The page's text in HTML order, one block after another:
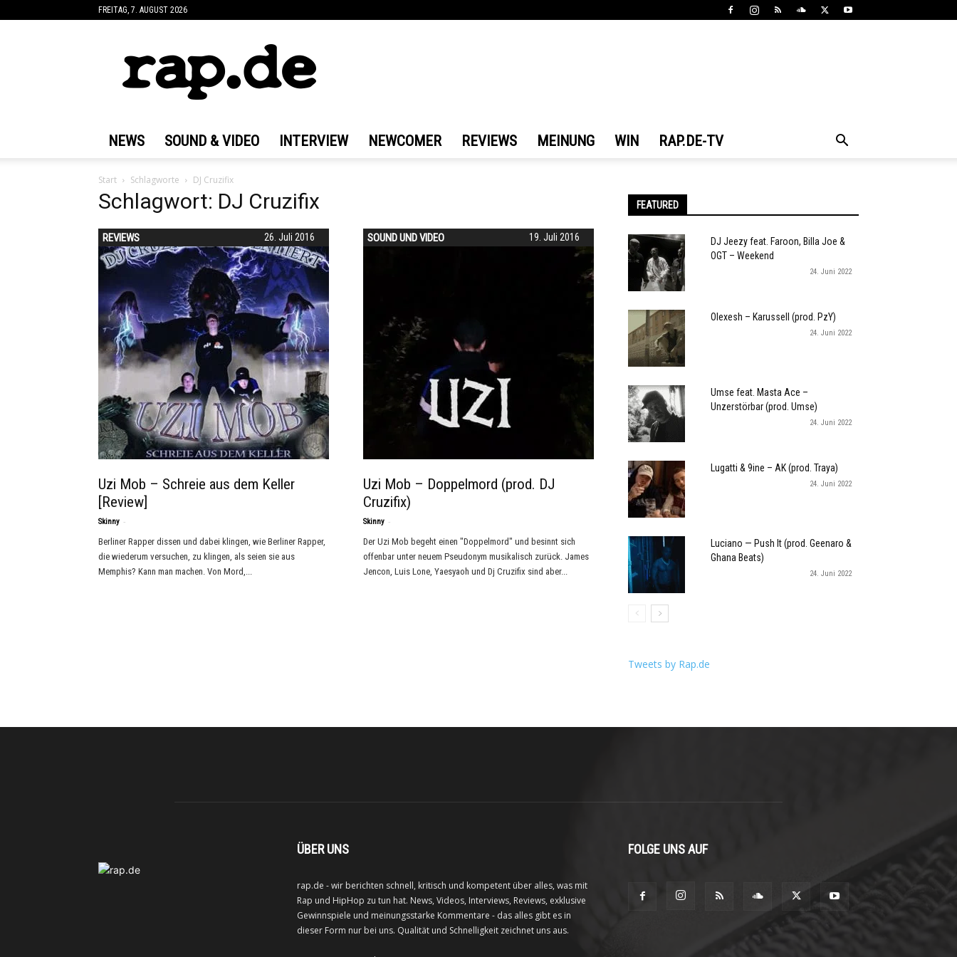
FREITAG, 7. AUGUST 2026
NEWS SOUND & VIDEO INTERVIEW NEWCOMER REVIEWS MEINUNG WIN RAP.DE-TV
Start Schlagworte DJ Cruzifix
Schlagwort: DJ Cruzifix
26. Juli 2016
REVIEWS
Uzi Mob – Schreie aus dem Keller
[Review]
Skinny -
Berliner Rapper dissen und dabei klingen, wie Berliner Rapper,
die wiederum versuchen, zu klingen, als seien sie aus
Memphis? Kann man machen. Von Mord,...
19. Juli 2016
SOUND UND VIDEO
Uzi Mob – Doppelmord (prod. DJ
Cruzifix)
Skinny -
Der Uzi Mob begeht einen "Doppelmord" und besinnt sich
offenbar unter neuem Pseudonym musikalisch zurück. James
Jencon, Luis Lone, Yaesyaoh und Dj Cruzifix sind aber...
FEATURED
DJ Jeezy feat. Faroon, Billa Joe &
OGT – Weekend
24. Juni 2022
Olexesh – Karussell (prod. PzY)
24. Juni 2022
Umse feat. Masta Ace –
Unzerstörbar (prod. Umse)
24. Juni 2022
Lugatti & 9ine – AK (prod. Traya)
24. Juni 2022
Luciano — Push It (prod. Geenaro &
Ghana Beats)
24. Juni 2022
Tweets by Rap.de
ÜBER UNS
rap.de - wir berichten schnell, kritisch und kompetent über alles, was mit
Rap und HipHop zu tun hat. News, Videos, Interviews, Reviews, exklusive
Gewinnspiele und meinungsstarke Kommentare - das alles gibt es in
dieser Form nur bei uns. Qualität und Schnelligkeit zeichnet uns aus.
FOLGE UNS AUF